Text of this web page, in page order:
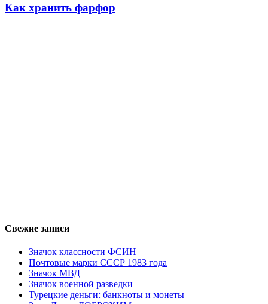
Как хранить фарфор
Свежие записи
Значок классности ФСИН
Почтовые марки СССР 1983 года
Значок МВД
Значок военной разведки
Турецкие деньги: банкноты и монеты